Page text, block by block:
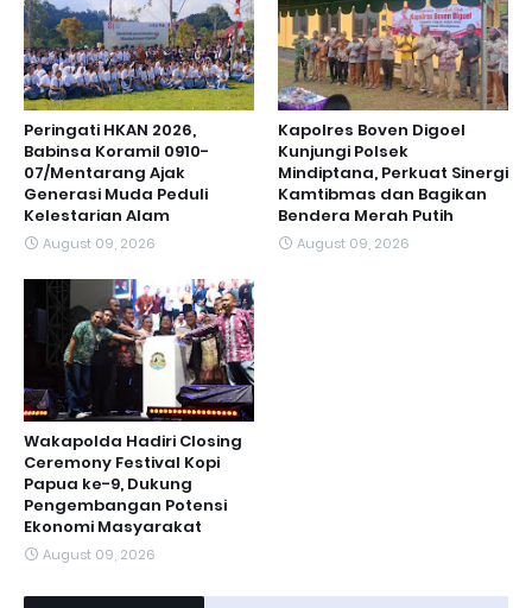
Peringati HKAN 2026,
Babinsa Koramil 0910-
07/Mentarang Ajak
Generasi Muda Peduli
Kelestarian Alam
August 09, 2026
Kapolres Boven Digoel
Kunjungi Polsek
Mindiptana, Perkuat Sinergi
Kamtibmas dan Bagikan
Bendera Merah Putih
August 09, 2026
Wakapolda Hadiri Closing
Ceremony Festival Kopi
Papua ke-9, Dukung
Pengembangan Potensi
Ekonomi Masyarakat
August 09, 2026